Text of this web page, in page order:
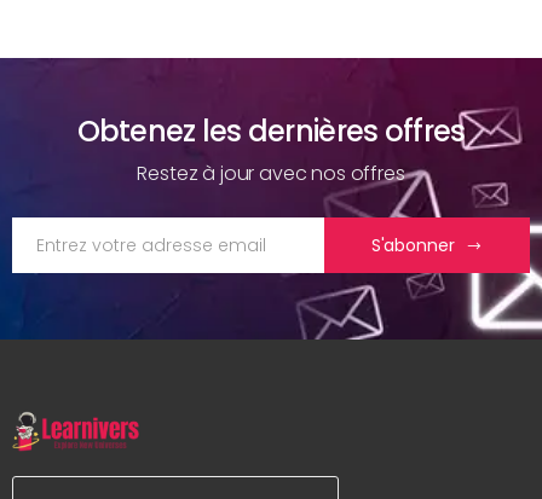
Obtenez les dernières offres
Restez à jour avec nos offres
S'abonner